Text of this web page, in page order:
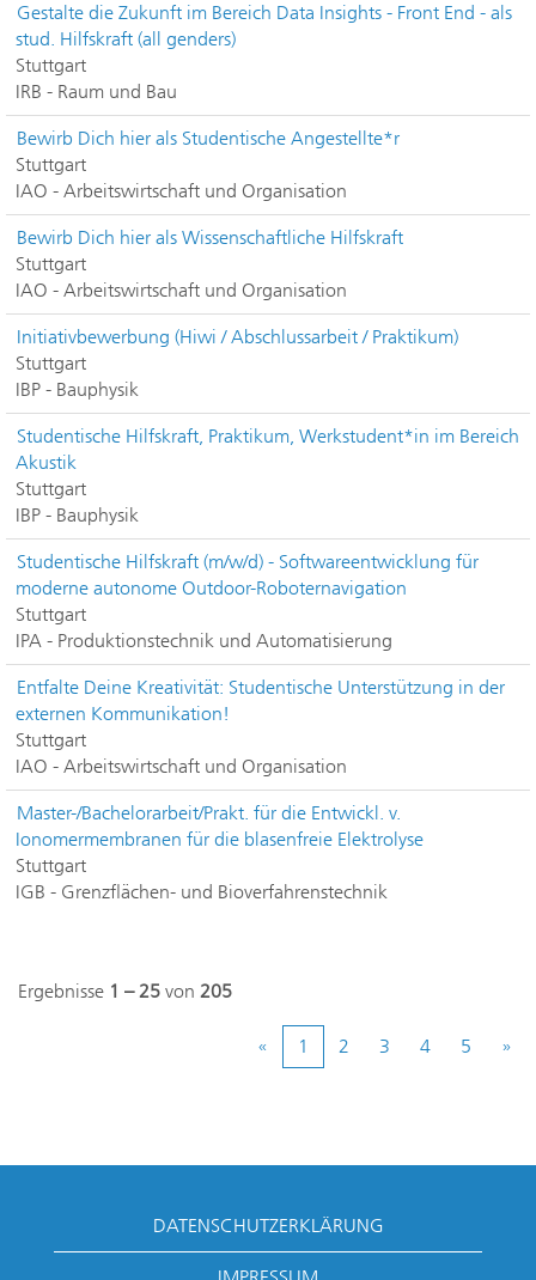
Gestalte die Zukunft im Bereich Data Insights - Front End - als
stud. Hilfskraft (all genders)
Stuttgart
IRB - Raum und Bau
Bewirb Dich hier als Studentische Angestellte*r
Stuttgart
IAO - Arbeitswirtschaft und Organisation
Bewirb Dich hier als Wissenschaftliche Hilfskraft
Stuttgart
IAO - Arbeitswirtschaft und Organisation
Initiativbewerbung (Hiwi / Abschlussarbeit / Praktikum)
Stuttgart
IBP - Bauphysik
Studentische Hilfskraft, Praktikum, Werkstudent*in im Bereich
Akustik
Stuttgart
IBP - Bauphysik
Studentische Hilfskraft (m/w/d) - Softwareentwicklung für
moderne autonome Outdoor-Roboternavigation
Stuttgart
IPA - Produktionstechnik und Automatisierung
Entfalte Deine Kreativität: Studentische Unterstützung in der
externen Kommunikation!
Stuttgart
IAO - Arbeitswirtschaft und Organisation
Master-/Bachelorarbeit/Prakt. für die Entwickl. v.
Ionomermembranen für die blasenfreie Elektrolyse
Stuttgart
IGB - Grenzflächen- und Bioverfahrenstechnik
Ergebnisse 1 – 25 von 205
« 1 2 3 4 5 »
DATENSCHUTZERKLÄRUNG